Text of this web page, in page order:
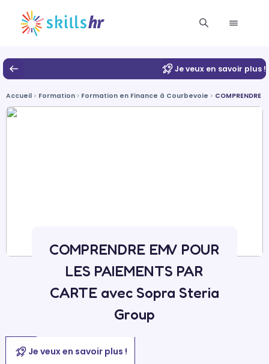
Je veux en savoir plus !
Accueil Formation Formation en Finance à Courbevoie COMPRENDRE
COMPRENDRE EMV POUR
LES PAIEMENTS PAR
CARTE avec Sopra Steria
Group
Je veux en savoir plus !